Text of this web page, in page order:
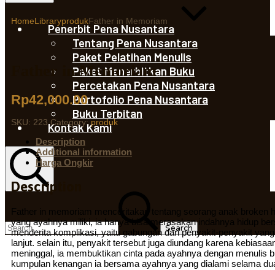
Penerbit Pena Nusantara
Tentang Pena Nusantara
Paket Pelatihan Menulis
Paket Menerbitkan Buku
Percetakan Pena Nusantara
Portofolio Pena Nusantara
Buku Terbitan
Kontak Kami
Search
for:
Mobile
HomeLibraryprodukFather in Memoriam
Father in Memoriam
Rp42,000.00
SKU: 223 Category:produk
Description
Additional information
Harga Ongkir
Description
Father in memoriam menceritakan tentang seorang anak
yang ayahnya miliki, ia hanya bisa merasakan indahnya hidup
menderita komplikasi, yaitu gabungan dari penyakit-penyakit
lanjut. selain itu, penyakit tersebut juga diundang karena
meninggal, ia membuktikan cinta pada ayahnya dengan menulis
kumpulan kenangan ia bersama ayahnya yang dialami selama